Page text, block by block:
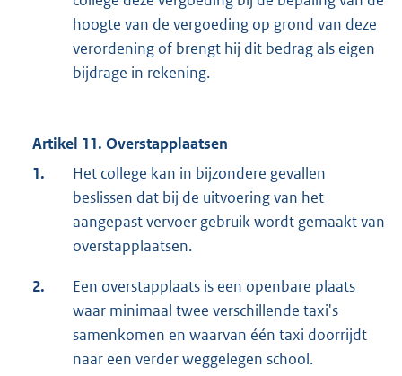
hoogte van de vergoeding op grond van deze
verordening of brengt hij dit bedrag als eigen
bijdrage in rekening.
Artikel 11. Overstapplaatsen
1.
Het college kan in bijzondere gevallen
beslissen dat bij de uitvoering van het
aangepast vervoer gebruik wordt gemaakt van
overstapplaatsen.
2.
Een overstapplaats is een openbare plaats
waar minimaal twee verschillende taxi's
samenkomen en waarvan één taxi doorrijdt
naar een verder weggelegen school.